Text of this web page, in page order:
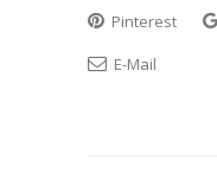
Pinterest
E-Mail